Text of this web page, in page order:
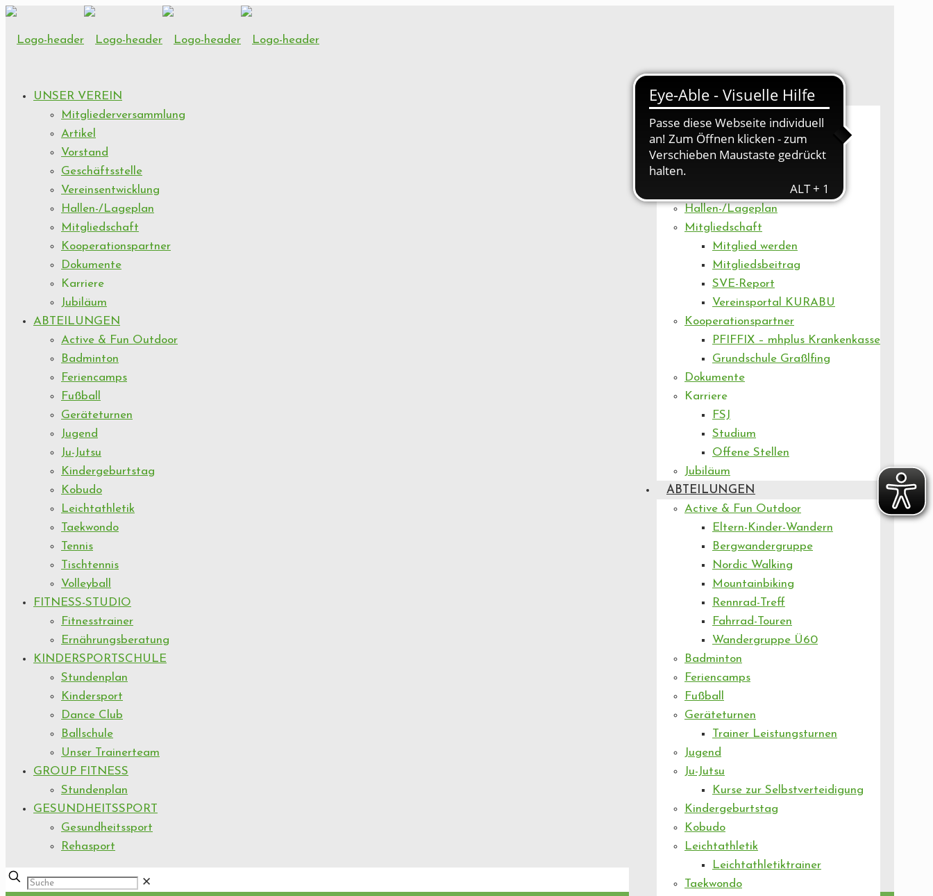
UNSER VEREIN
Artikel
Vorstand
Geschäftsstelle
Hallen-/Lageplan
Mitgliedschaft
Mitglied werden
Mitgliedsbeitrag
SVE-Report
Vereinsportal KURABU
Kooperationspartner
PFIFFIX – mhplus Krankenkasse
Grundschule Graßlfing
Dokumente
Karriere
FSJ
Studium
Offene Stellen
Jubiläum
ABTEILUNGEN
Active & Fun Outdoor
Eltern-Kinder-Wandern
Bergwandergruppe
Nordic Walking
Mountainbiking
Rennrad-Treff
Fahrrad-Touren
Wandergruppe Ü60
Badminton
Feriencamps
Fußball
Geräteturnen
Trainer Leistungsturnen
Jugend
Ju-Jutsu
Kurse zur Selbstverteidigung
Kindergeburtstag
Kobudo
Leichtathletik
Leichtathletiktrainer
Taekwondo
UNSER VEREIN
Mitgliederversammlung
Artikel
Vorstand
Geschäftsstelle
Vereinsentwicklung
Hallen-/Lageplan
Mitgliedschaft
Kooperationspartner
Dokumente
Karriere
Jubiläum
ABTEILUNGEN
Active & Fun Outdoor
Badminton
Feriencamps
Fußball
Geräteturnen
Jugend
Ju-Jutsu
Kindergeburtstag
Kobudo
Leichtathletik
Taekwondo
Tennis
Tischtennis
Volleyball
FITNESS-STUDIO
Fitnesstrainer
Ernährungsberatung
KINDERSPORTSCHULE
Stundenplan
Kindersport
Dance Club
Ballschule
Unser Trainerteam
GROUP FITNESS
Stundenplan
GESUNDHEITSSPORT
Gesundheitssport
Rehasport
✕